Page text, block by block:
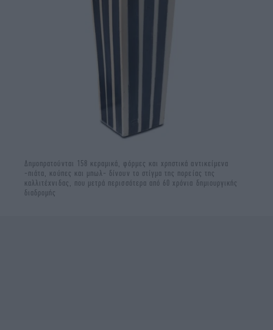
Δημοπρατούνται 158 κεραμικά, φόρμες και χρηστικά αντικείμενα
-πιάτα, κούπες και μπωλ- δίνουν το στίγμα της πορείας της
καλλιτέχνιδας, που μετρά περισσότερα από 60 χρόνια δημιουργικής
διαδρομής